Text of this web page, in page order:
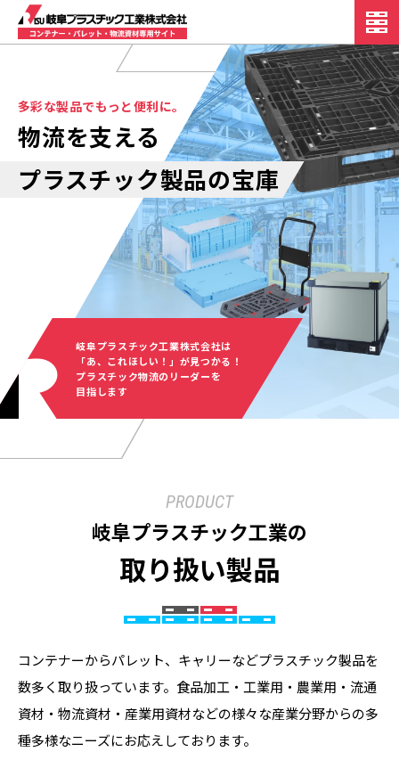
多彩な製品でもっと便利に。
物流を支える
プラスチック製品の宝庫
岐阜プラスチック工業株式会社は
「あ、これほしい！」が見つかる！
プラスチック物流のリーダーを
目指します
PRODUCT
岐阜プラスチック工業の
取り扱い製品
コンテナーからパレット、キャリーなどプラスチック製品を
数多く取り扱っています。食品加工・工業用・農業用・流通
資材・物流資材・産業用資材などの様々な産業分野からの多
種多様なニーズにお応えしております。